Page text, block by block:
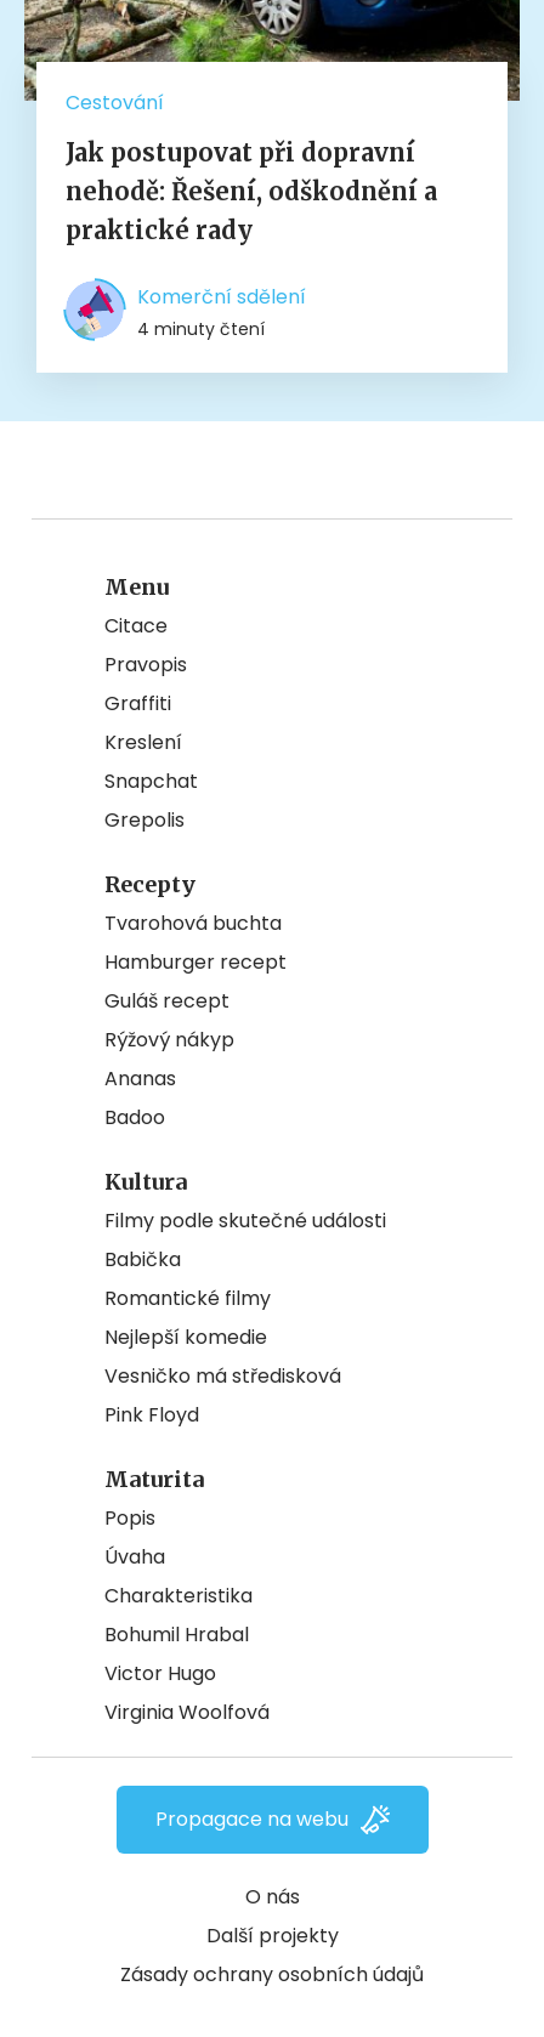
Cestování
Jak postupovat při dopravní
nehodě: Řešení, odškodnění a
praktické rady
Komerční sdělení
4 minuty čtení
Menu
Citace
Pravopis
Graffiti
Kreslení
Snapchat
Grepolis
Recepty
Tvarohová buchta
Hamburger recept
Guláš recept
Rýžový nákyp
Ananas
Badoo
Kultura
Filmy podle skutečné události
Babička
Romantické filmy
Nejlepší komedie
Vesničko má středisková
Pink Floyd
Maturita
Popis
Úvaha
Charakteristika
Bohumil Hrabal
Victor Hugo
Virginia Woolfová
O nás
Další projekty
Zásady ochrany osobních údajů
Propagace na webu